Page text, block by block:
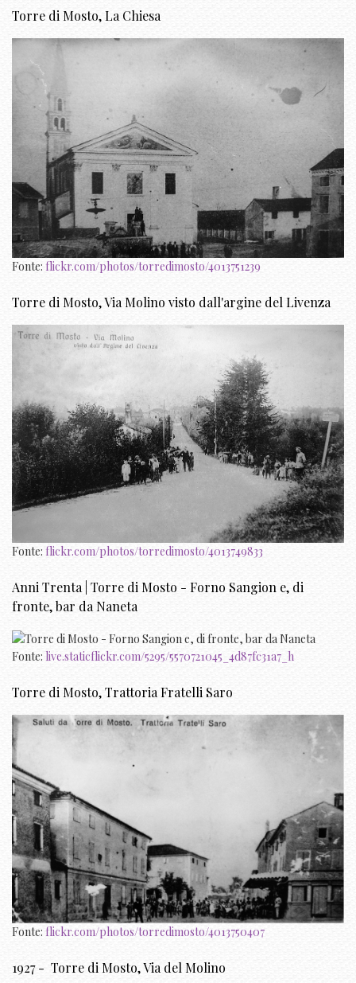
Torre di Mosto, La Chiesa
Fonte: flickr.com/photos/torredimosto/4013751239
Torre di Mosto, Via Molino visto dall'argine del Livenza
Fonte: flickr.com/photos/torredimosto/4013749833
Anni Trenta | Torre di Mosto - Forno Sangion e, di
fronte, bar da Naneta
Fonte: live.staticflickr.com/5295/5570721045_4d87fc31a7_h
Torre di Mosto, Trattoria Fratelli Saro
Fonte: flickr.com/photos/torredimosto/4013750407
1927 - Torre di Mosto, Via del Molino